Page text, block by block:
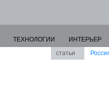
ТЕХНОЛОГИИ
ИНТЕРЬЕР
статьи